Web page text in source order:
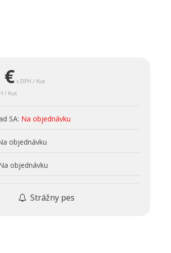
€ s DPH / Kus
/ Kus
SA: Na objednávku
objednávku
objednávku
Strážny pes